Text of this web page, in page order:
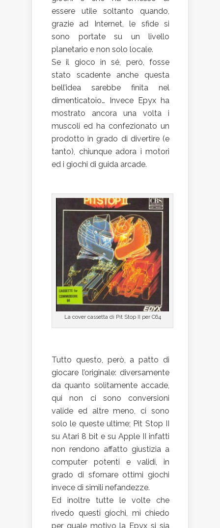
essere utile soltanto quando,
grazie ad Internet, le sfide si
sono portate su un livello
planetario e non solo locale.
Se il gioco in sé, però, fosse
stato scadente anche questa
bell’idea sarebbe finita nel
dimenticatoio… Invece Epyx ha
mostrato ancora una volta i
muscoli ed ha confezionato un
prodotto in grado di divertire (e
tanto), chiunque adora i motori
ed i giochi di guida arcade.
La cover cassetta di Pit Stop II per C64
Tutto questo, però, a patto di
giocare l’originale: diversamente
da quanto solitamente accade,
qui non ci sono conversioni
valide ed altre meno, ci sono
solo le queste ultime; Pit Stop II
su Atari 8 bit e su Apple II infatti
non rendono affatto giustizia a
computer potenti e validi, in
grado di sfornare ottimi giochi
invece di simili nefandezze.
Ed inoltre tutte le volte che
rivedo questi giochi, mi chiedo
per quale motivo la Epyx si sia